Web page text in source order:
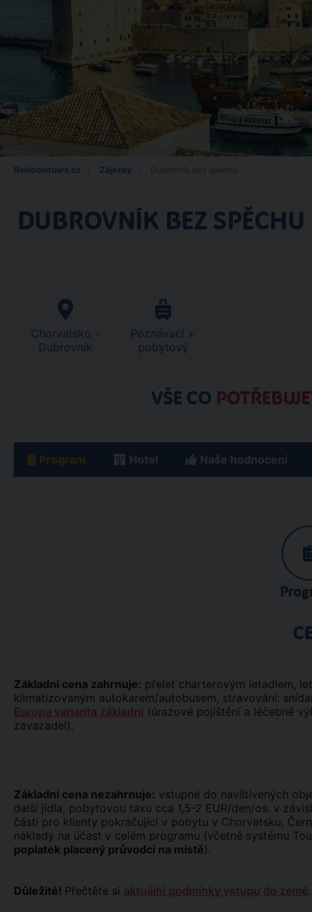
Rainbowtours.cz Zájezdy
DUBROVNÍK BEZ SPĚCHU
Chorvatsko -
Dubrovník
Poznávací +
pobytový
VŠE CO
Program Hotel Naše hodnocení
Základní cena zahrnuje: přelet charterovým letadlem,
klimatizovaným autokarem/autobusem, stravování:
Europa varianta základní (úrazové pojištění a léčebné
zavazadel).
Základní cena nezahrnuje: vstupné do navštívených
další jídla, pobytovou taxu cca 1,5-2 EUR/den/os. v
části pro klienty pokračující v pobytu v Chorvatsku,
náklady na účast v celém programu (včetně systému
poplatek placený průvodci na místě).
Důležité! Přečtěte si aktuální podmínky vstupu do země.